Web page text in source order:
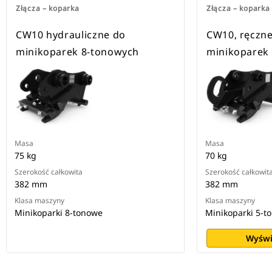
Złącza – koparka
CW10 hydrauliczne do
minikoparek 8-tonowych
Masa
75 kg
Szerokość całkowita
382 mm
Klasa maszyny
Minikoparki 8-tonowe
Złącza – koparka
CW10,
minikoparek
Masa
70 kg
Szerokość
382 mm
Klasa maszyny
Minikoparki 5-